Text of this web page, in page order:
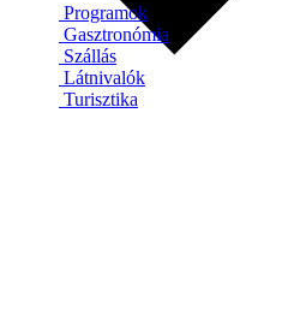
Programok
Gasztronómia
Szállás
Látnivalók
Turisztika